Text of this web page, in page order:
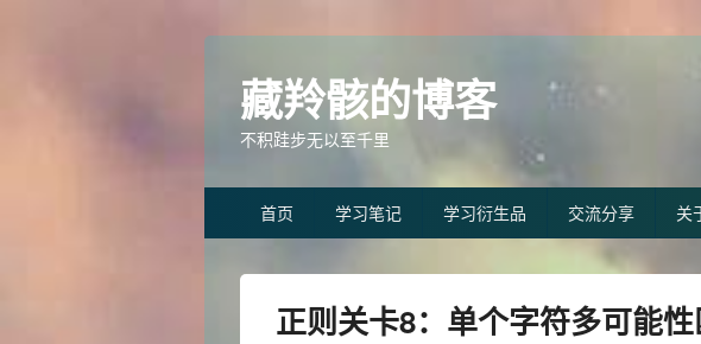
藏羚骸的博客
不积跬步无以至千里
Primary首页 学习笔记 学习衍生品 交流分享 关
正则关卡8：单个字符多可能